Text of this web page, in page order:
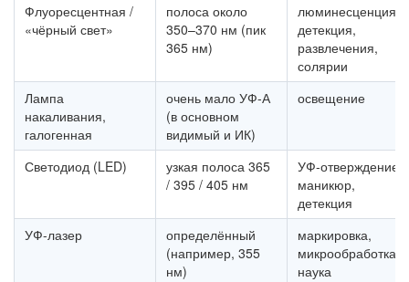
Флуоресцентная /
«чёрный свет»
полоса около
350–370 нм (пик
365 нм)
люминесценция,
детекция,
развлечения,
солярии
Лампа
накаливания,
галогенная
очень мало УФ-А
(в основном
видимый и ИК)
освещение
Светодиод (LED)
узкая полоса 365
/ 395 / 405 нм
УФ-отверждение,
маникюр,
детекция
УФ-лазер
определённый
(например, 355
нм)
маркировка,
микрообработка,
наука